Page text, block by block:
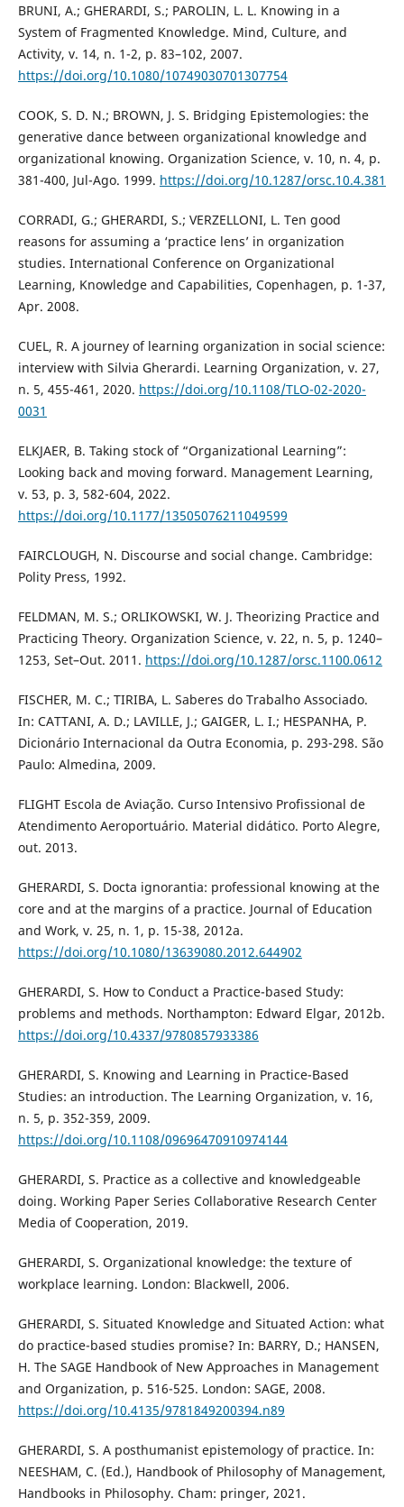
BRUNI, A.; GHERARDI, S.; PAROLIN, L. L. Knowing in a
System of Fragmented Knowledge. Mind, Culture, and
Activity, v. 14, n. 1-2, p. 83–102, 2007.
https://doi.org/10.1080/10749030701307754
COOK, S. D. N.; BROWN, J. S. Bridging Epistemologies: the
generative dance between organizational knowledge and
organizational knowing. Organization Science, v. 10, n. 4, p.
381-400, Jul-Ago. 1999. https://doi.org/10.1287/orsc.10.4.381
CORRADI, G.; GHERARDI, S.; VERZELLONI, L. Ten good
reasons for assuming a ‘practice lens’ in organization
studies. International Conference on Organizational
Learning, Knowledge and Capabilities, Copenhagen, p. 1-37,
Apr. 2008.
CUEL, R. A journey of learning organization in social science:
interview with Silvia Gherardi. Learning Organization, v. 27,
n. 5, 455-461, 2020. https://doi.org/10.1108/TLO-02-2020-
0031
ELKJAER, B. Taking stock of “Organizational Learning”:
Looking back and moving forward. Management Learning,
v. 53, p. 3, 582-604, 2022.
https://doi.org/10.1177/13505076211049599
FAIRCLOUGH, N. Discourse and social change. Cambridge:
Polity Press, 1992.
FELDMAN, M. S.; ORLIKOWSKI, W. J. Theorizing Practice and
Practicing Theory. Organization Science, v. 22, n. 5, p. 1240–
1253, Set–Out. 2011. https://doi.org/10.1287/orsc.1100.0612
FISCHER, M. C.; TIRIBA, L. Saberes do Trabalho Associado.
In: CATTANI, A. D.; LAVILLE, J.; GAIGER, L. I.; HESPANHA, P.
Dicionário Internacional da Outra Economia, p. 293-298. São
Paulo: Almedina, 2009.
FLIGHT Escola de Aviação. Curso Intensivo Profissional de
Atendimento Aeroportuário. Material didático. Porto Alegre,
out. 2013.
GHERARDI, S. Docta ignorantia: professional knowing at the
core and at the margins of a practice. Journal of Education
and Work, v. 25, n. 1, p. 15-38, 2012a.
https://doi.org/10.1080/13639080.2012.644902
GHERARDI, S. How to Conduct a Practice-based Study:
problems and methods. Northampton: Edward Elgar, 2012b.
https://doi.org/10.4337/9780857933386
GHERARDI, S. Knowing and Learning in Practice-Based
Studies: an introduction. The Learning Organization, v. 16,
n. 5, p. 352-359, 2009.
https://doi.org/10.1108/09696470910974144
GHERARDI, S. Practice as a collective and knowledgeable
doing. Working Paper Series Collaborative Research Center
Media of Cooperation, 2019.
GHERARDI, S. Organizational knowledge: the texture of
workplace learning. London: Blackwell, 2006.
GHERARDI, S. Situated Knowledge and Situated Action: what
do practice-based studies promise? In: BARRY, D.; HANSEN,
H. The SAGE Handbook of New Approaches in Management
and Organization, p. 516-525. London: SAGE, 2008.
https://doi.org/10.4135/9781849200394.n89
GHERARDI, S. A posthumanist epistemology of practice. In:
NEESHAM, C. (Ed.), Handbook of Philosophy of Management,
Handbooks in Philosophy. Cham: pringer, 2021.